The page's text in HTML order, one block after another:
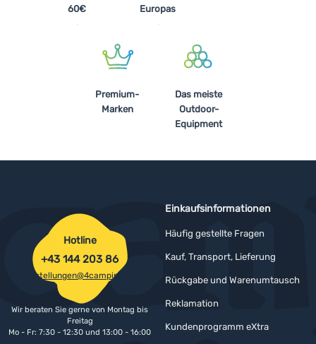
60€
Europas
Premium-
Marken
Das meiste
Outdoor-
Equipment
Einkaufsinformationen
Häufig gestellte Fragen
Kauf, Transport, Lieferung
Rückgabe und Warenumtausch
Reklamation
Kundenprogramm eXtra
Hotline
+43 144 203 86
bestellungen@4camping.at
Wir beraten Sie gerne von Montag bis
Freitag
Mo - Fr: 7:30 - 12:30 und 13:00 - 16:00